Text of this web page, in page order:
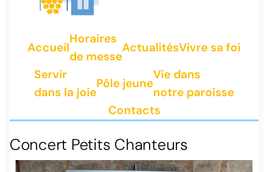
Accueil
Horaires
de messe
ActualitésVivre sa foi
Servir
dans la joie
Pôle jeune
Vie dans
notre paroisse
Contacts
Concert Petits Chanteurs